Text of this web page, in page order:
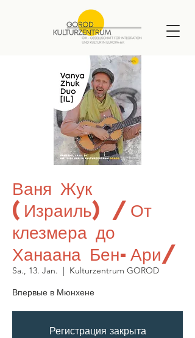
Ваня Жук
(Израиль) /От
клезмера до
Ханаана Бен-Ари/
Sa., 13. Jan.
  |
Kulturzentrum GOROD
Впервые в Мюнхене
Регистрация закрыта